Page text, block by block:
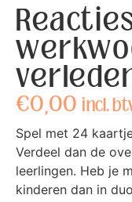
€0,00 incl.
Spel met 24
Verdeel dan de
leerlingen. Heb je
kinderen dan in